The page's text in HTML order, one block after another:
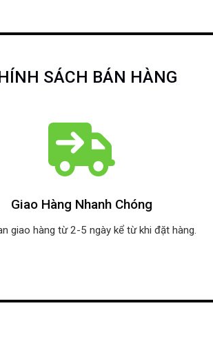
SÁCH BÁN HÀNG
Giao Hàng Nhanh Chóng
giao hàng từ 2-5 ngày kể từ khi đặt hàng.